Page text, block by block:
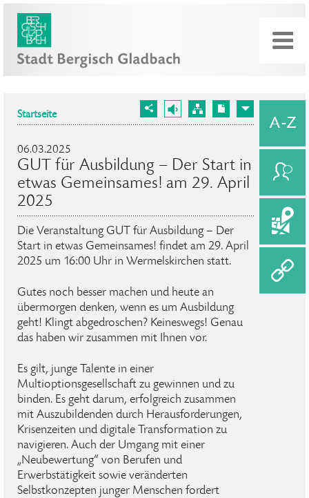
Startseite
06.03.2025
GUT für Ausbildung – Der Start in
etwas Gemeinsames! am 29. April
2025
Die Veranstaltung GUT für Ausbildung – Der
Start in etwas Gemeinsames! findet am 29. April
2025 um 16:00 Uhr in Wermelskirchen statt.
Gutes noch besser machen und heute an
übermorgen denken, wenn es um Ausbildung
geht! Klingt abgedroschen? Keineswegs! Genau
das haben wir zusammen mit Ihnen vor.
Es gilt, junge Talente in einer
Multioptionsgesellschaft zu gewinnen und zu
binden. Es geht darum, erfolgreich zusammen
mit Auszubildenden durch Herausforderungen,
Krisenzeiten und digitale Transformation zu
navigieren. Auch der Umgang mit einer
„Neubewertung“ von Berufen und
Erwerbstätigkeit sowie veränderten
Selbstkonzepten junger Menschen fordert